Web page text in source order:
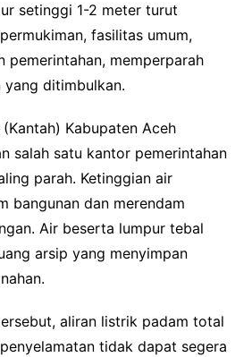
setinggi 1-2 meter turut
fasilitas umum,
pemerintahan, memperparah
yang ditimbulkan.
Kabupaten Aceh
salah satu kantor pemerintahan
parah. Ketinggian air
bangunan dan merendam
Air beserta lumpur tebal
arsip yang menyimpan
aliran listrik padam total
tidak dapat segera